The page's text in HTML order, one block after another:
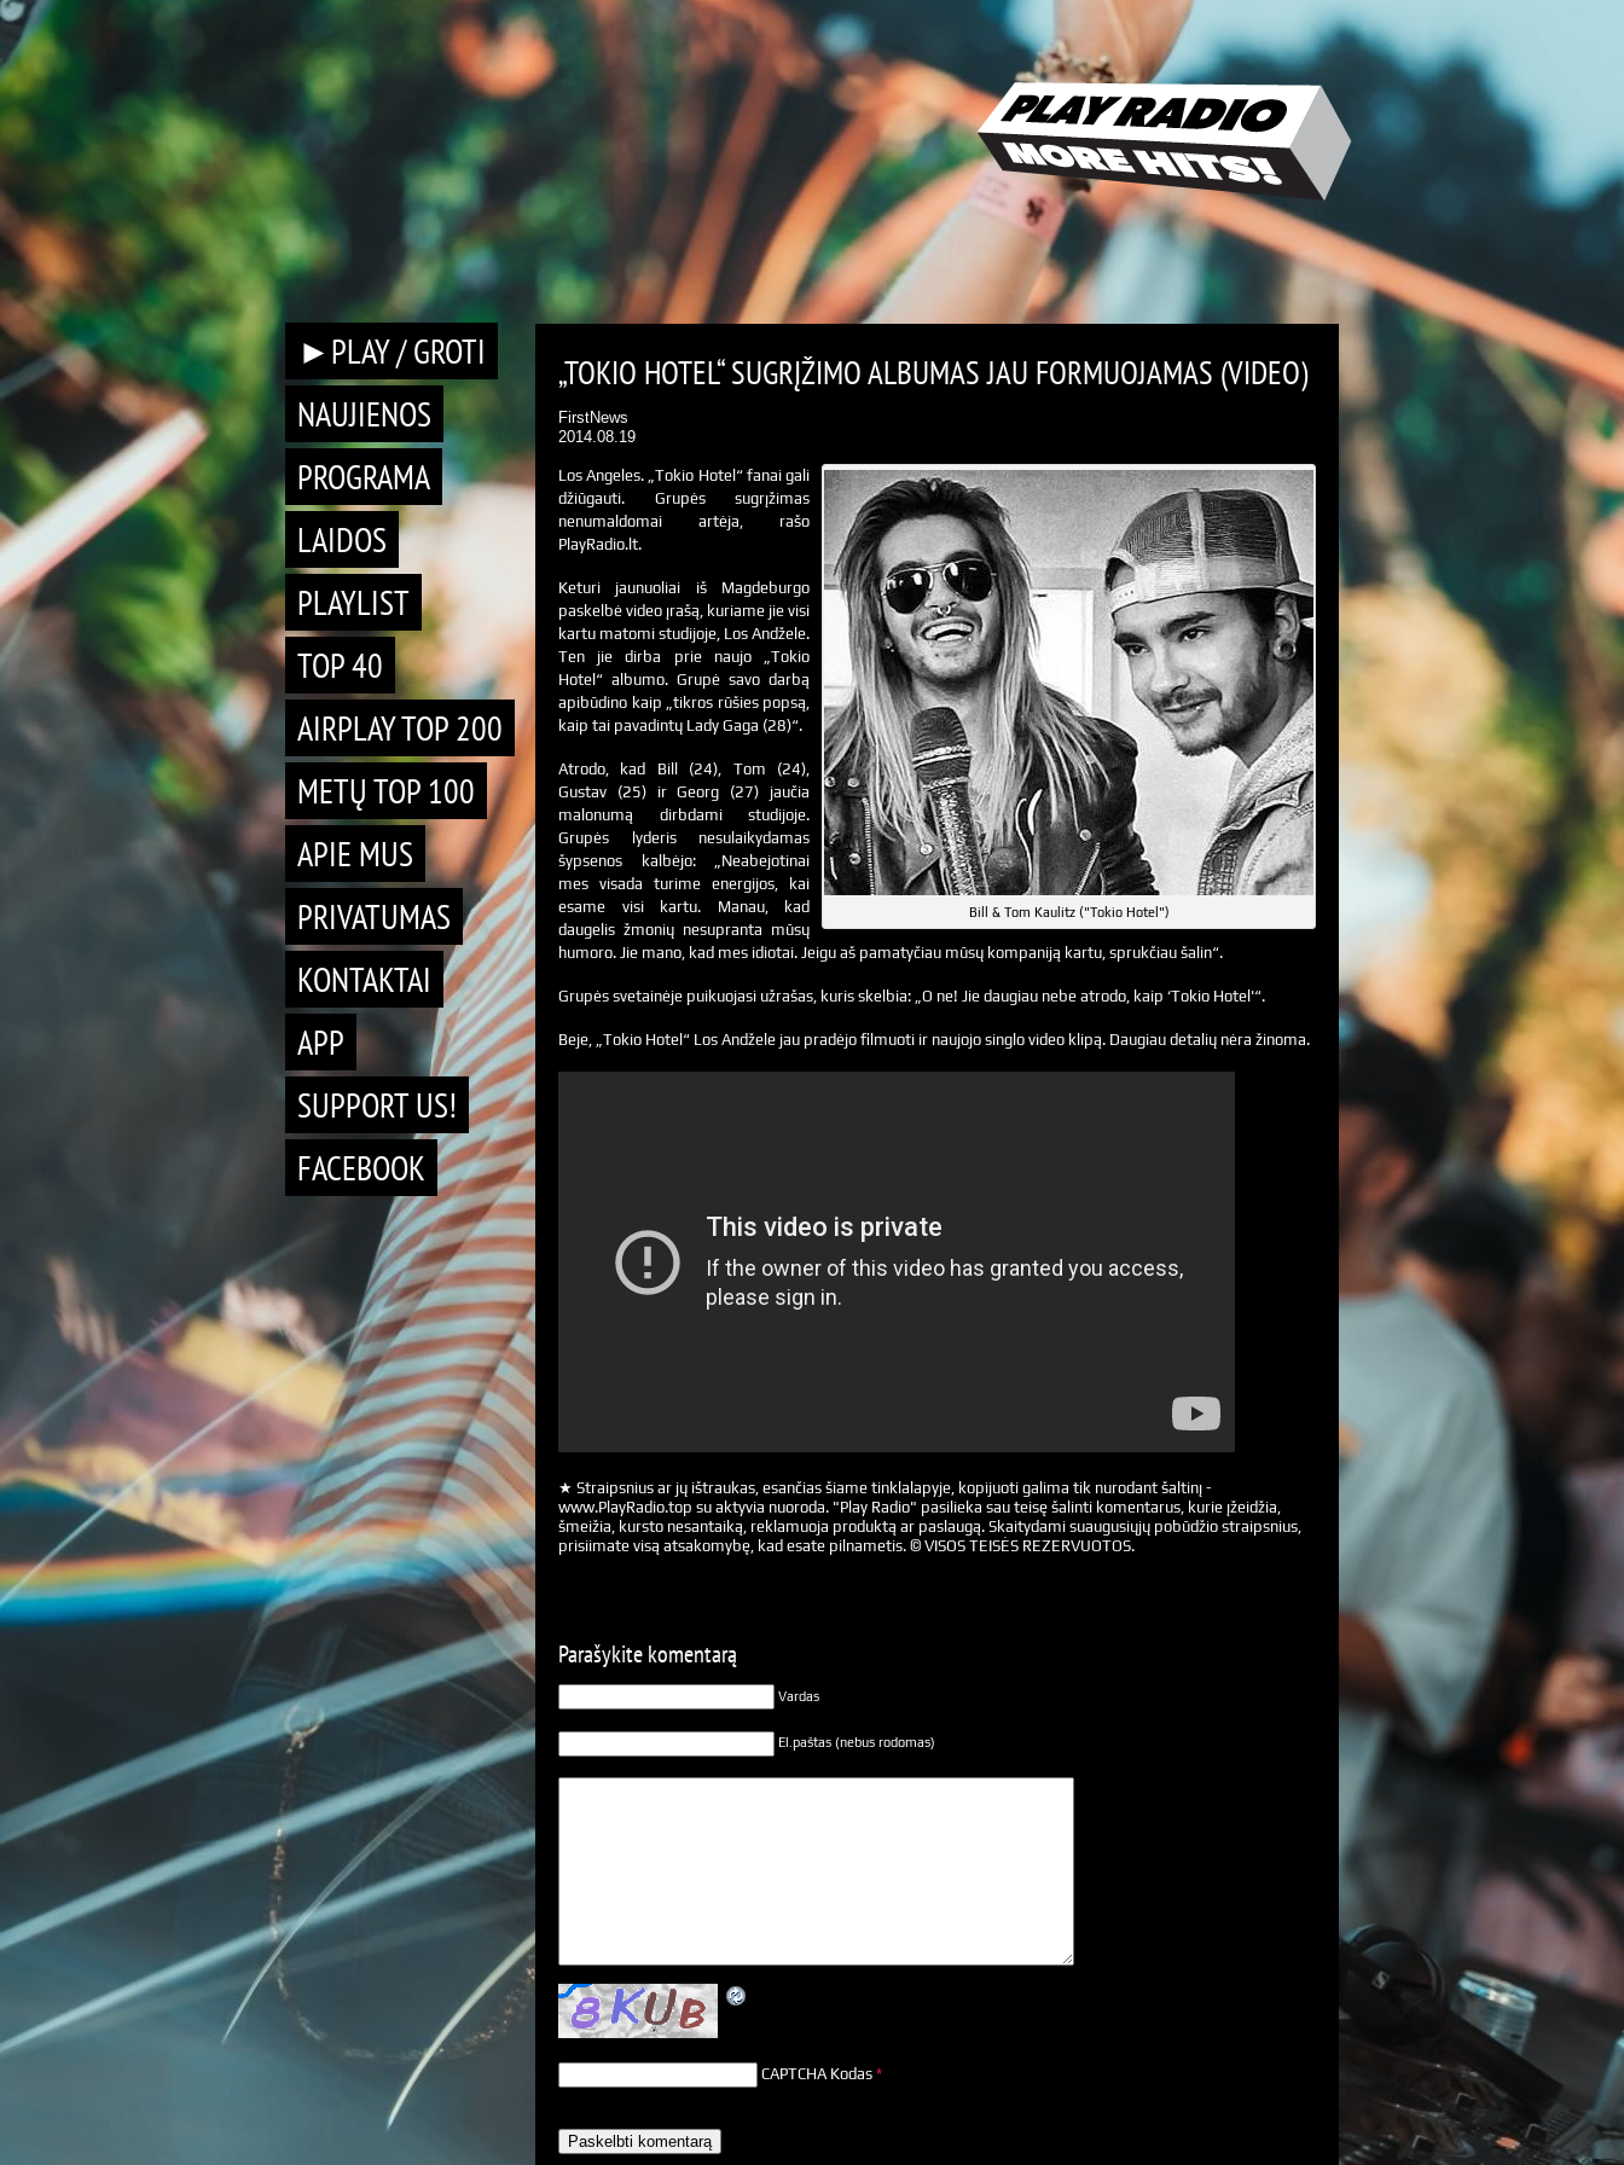
►PLAY / GROTI
NAUJIENOS
PROGRAMA
LAIDOS
PLAYLIST
TOP 40
AIRPLAY TOP 200
METŲ TOP 100
APIE MUS
PRIVATUMAS
KONTAKTAI
APP
SUPPORT US!
FACEBOOK
„TOKIO HOTEL“ SUGRĮŽIMO ALBUMAS JAU FORMUOJAMAS (VIDEO)
FirstNews
2014.08.19
Bill & Tom Kaulitz ("Tokio Hotel")
Los Angeles. „Tokio Hotel“ fanai gali
džiūgauti. Grupės sugrįžimas
nenumaldomai artėja, rašo
PlayRadio.lt.
Keturi jaunuoliai iš Magdeburgo
paskelbė video įrašą, kuriame jie visi
kartu matomi studijoje, Los Andžele.
Ten jie dirba prie naujo „Tokio
Hotel“ albumo. Grupė savo darbą
apibūdino kaip „tikros rūšies popsą,
kaip tai pavadintų Lady Gaga (28)“.
Atrodo, kad Bill (24), Tom (24),
Gustav (25) ir Georg (27) jaučia
malonumą dirbdami studijoje.
Grupės lyderis nesulaikydamas
šypsenos kalbėjo: „Neabejotinai
mes visada turime energijos, kai
esame visi kartu. Manau, kad
daugelis žmonių nesupranta mūsų
humoro. Jie mano, kad mes idiotai. Jeigu aš pamatyčiau mūsų kompaniją kartu, sprukčiau šalin“.
Grupės svetainėje puikuojasi užrašas, kuris skelbia: „O ne! Jie daugiau nebe atrodo, kaip ‘Tokio Hotel'“.
Beje, „Tokio Hotel“ Los Andžele jau pradėjo filmuoti ir naujojo singlo video klipą. Daugiau detalių nėra žinoma.
★ Straipsnius ar jų ištraukas, esančias šiame tinklalapyje, kopijuoti galima tik nurodant šaltinį -
www.PlayRadio.top su aktyvia nuoroda. "Play Radio" pasilieka sau teisę šalinti komentarus, kurie įžeidžia,
šmeižia, kursto nesantaiką, reklamuoja produktą ar paslaugą. Skaitydami suaugusiųjų pobūdžio straipsnius,
prisiimate visą atsakomybę, kad esate pilnametis. © VISOS TEISĖS REZERVUOTOS.
Parašykite komentarą
Vardas
El.paštas (nebus rodomas)
CAPTCHA Kodas *